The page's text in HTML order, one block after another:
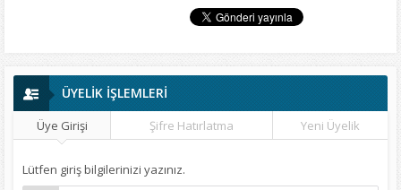
ÜYELİK İŞLEMLERİ
Üye Girişi Şifre Hatırlatma Yeni Üyelik
Lütfen giriş bilgilerinizi yazınız.